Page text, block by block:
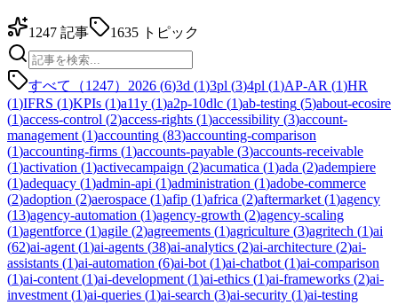
1247 記事 1635 トピック
すべて（1247） 2026 (6)3d (1)3pl (3)4pl (1)AP-AR (1)HR
(1)IFRS (1)KPIs (1)a11y (1)a2p-10dlc (1)ab-testing (5)about-ecosire
(1)access-control (2)access-rights (1)accessibility (3)account-
management (1)accounting (83)accounting-comparison
(1)accounting-firms (1)accounts-payable (3)accounts-receivable
(1)activation (1)activecampaign (2)acumatica (1)ada (2)adempiere
(1)adequacy (1)admin-api (1)administration (1)adobe-commerce
(2)adoption (2)aerospace (1)afip (1)africa (2)aftermarket (1)agency
(13)agency-automation (1)agency-growth (2)agency-scaling
(1)agentforce (1)agile (2)agreements (1)agriculture (3)agritech (1)ai
(62)ai-agent (1)ai-agents (38)ai-analytics (2)ai-architecture (2)ai-
assistants (1)ai-automation (6)ai-bot (1)ai-chatbot (1)ai-comparison
(1)ai-content (1)ai-development (1)ai-ethics (1)ai-frameworks (2)ai-
investment (1)ai-queries (1)ai-search (3)ai-security (1)ai-testing